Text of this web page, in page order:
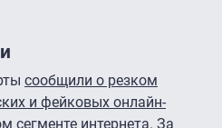
сообщили о резком
и фейковых онлайн-
сегменте интернета. За